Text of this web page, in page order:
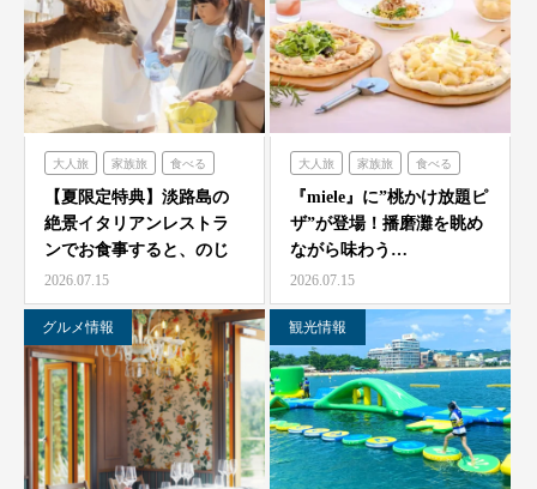
大人旅 家族旅 食べる
体験する のじまスコーラ
【夏限定特典】淡路島の
絶景イタリアンレストラ
ンでお食事すると、のじ
ま動物園の入場券をプレ
ゼ…
2026.07.15
大人旅 家族旅 食べる
体験する ミエレ
『miele』に”桃かけ放題ピ
ザ”が登場！播磨灘を眺め
ながら味わう…
2026.07.15
グルメ情報 観光情報